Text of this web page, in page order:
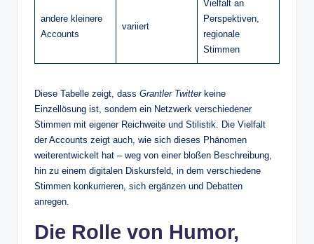
andere kleinere
Accounts
variiert
Vielfalt an
Perspektiven,
regionale
Stimmen
Diese Tabelle zeigt, dass Grantler Twitterkeine
Einzellösung ist, sondern ein Netzwerk verschiedener
Stimmen mit eigener Reichweite und Stilistik. Die Vielfalt
der Accounts zeigt auch, wie sich dieses Phänomen
weiterentwickelt hat – weg von einer bloßen Beschreibung,
hin zu einem digitalen Diskursfeld, in dem verschiedene
Stimmen konkurrieren, sich ergänzen und Debatten
anregen.
Die Rolle von Humor,